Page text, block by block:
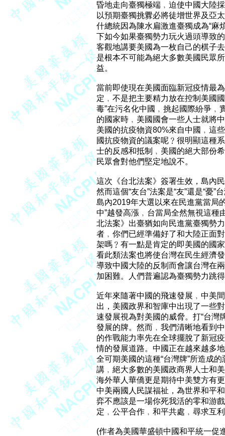
昏地走向臺獨極端﹐迫使中國大陸
以預期臺獨挑釁必將徒增世界及亞
什總統因為陳水扁激進臺獨成為“麻
下如今如果臺獨勢力玩火過頭導致
客觀地講要美國為一枚自己的棋子
是根本不可能為絕大多數美國民眾
益。
當前即使現在美國面臨新冠疫情最
定﹐不是把主要精力放在控制美國
毒”在污名化中國﹐挑起國際紛爭﹐
的國家時﹐美國國會一些人士就將
美國的抗疫物資80%來自中國﹐這
國抗疫物資的議案呢﹖很明顯這種
士的反感和抵制﹐美國的絕大部份
民眾會對他們堅定地說不。
這次《台北法案》簽署生效，島內
然而這個“友台”法案是“友”還是“憂
島內2019年大選以來在民進黨當局
中”越發高漲﹐台當局全然無視這種
北法案》出臺猶如向民進黨臺獨勢
者﹐你們已經準備好了和大陸正面
架嗎﹖有一點是肯定的即美國的國
看此類法案也將使台灣在民生經濟
導致中國大陸的反制而會讓台灣在
加困難。人們普遍認為臺獨勢力跳
近年來隨著中國的飛速發展﹐中美
出，美國政界和智庫中出現了一些
速發展視為對美國的威脅。打“台灣
發展的牌。然而﹐我們清晰地看到
的作戰能力率先在全球擺脫了新冠
情的發展道路。中國正在越來越多
全可期美國的這種“台灣牌”所造成
講﹐絕大多數的美國政商界人士和
海外華人華僑更是期待中美雙方有
中美兩國人民謀福祉，為世界和平
弈不應該是一場你死我活的零和游
定﹐公平合作﹐和平共處﹐尋求互